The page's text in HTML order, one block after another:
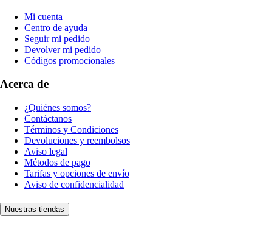
Mi cuenta
Centro de ayuda
Seguir mi pedido
Devolver mi pedido
Códigos promocionales
Acerca de
¿Quiénes somos?
Contáctanos
Términos y Condiciones
Devoluciones y reembolsos
Aviso legal
Métodos de pago
Tarifas y opciones de envío
Aviso de confidencialidad
Nuestras tiendas